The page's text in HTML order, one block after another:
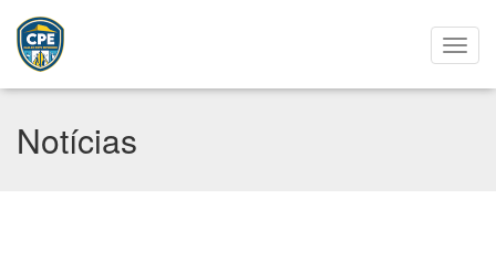
Notícias